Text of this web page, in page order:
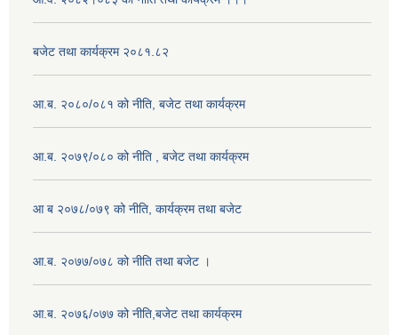
बजेट तथा कार्यक्रम २०८१.८२
आ.ब. २०८०/०८१ को नीति, बजेट तथा कार्यक्रम
आ.ब. २०७९/०८० को नीति , बजेट तथा कार्यक्रम
आ ब २०७८/०७९ को नीति, कार्यक्रम तथा बजेट
आ.ब. २०७७/०७८ को नीति तथा बजेट ।
आ.ब. २०७६/०७७ को नीति,बजेट तथा कार्यक्रम